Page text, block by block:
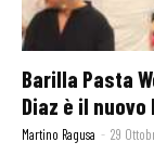
Barilla Pasta
Diaz è il nuovo
Martino Ragusa - 29